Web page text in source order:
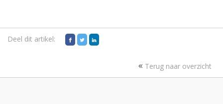
Deel dit artikel:
Terug naar overzicht